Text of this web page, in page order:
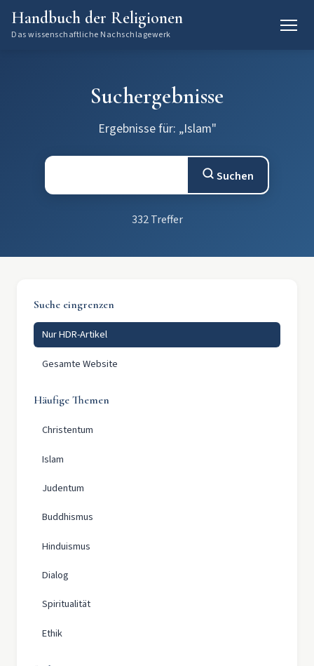
Handbuch der Religionen
Das wissenschaftliche Nachschlagewerk
Suchergebnisse
Ergebnisse für: „Islam"
Suchen
332 Treffer
Suche eingrenzen
Nur HDR-Artikel
Gesamte Website
Häufige Themen
Christentum
Islam
Judentum
Buddhismus
Hinduismus
Dialog
Spiritualität
Ethik